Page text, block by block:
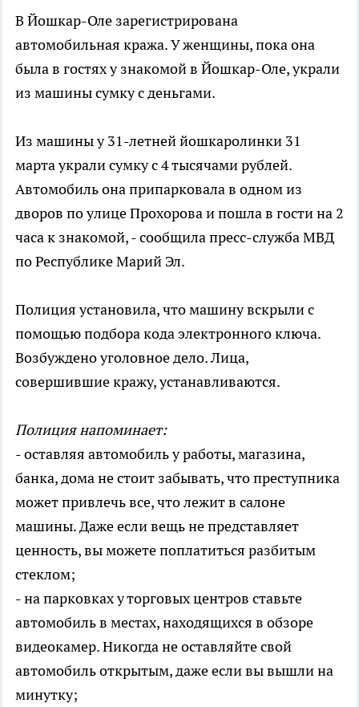
В Йошкар-Оле зарегистрирована
автомобильная кража. У женщины, пока она
была в гостях у знакомой в Йошкар-Оле, украли
из машины сумку с деньгами.
Из машины у 31-летней йошкаролинки 31
марта украли сумку с 4 тысячами рублей.
Автомобиль она припарковала в одном из
дворов по улице Прохорова и пошла в гости на 2
часа к знакомой, - сообщила пресс-служба МВД
по Республике Марий Эл.
Полиция установила, что машину вскрыли с
помощью подбора кода электронного ключа.
Возбуждено уголовное дело. Лица,
совершившие кражу, устанавливаются.
Полиция напоминает:
- оставляя автомобиль у работы, магазина,
банка, дома не стоит забывать, что преступника
может привлечь все, что лежит в салоне
машины. Даже если вещь не представляет
ценность, вы можете поплатиться разбитым
стеклом;
- на парковках у торговых центров ставьте
автомобиль в местах, находящихся в обзоре
видеокамер. Никогда не оставляйте свой
автомобиль открытым, даже если вы вышли на
минутку;